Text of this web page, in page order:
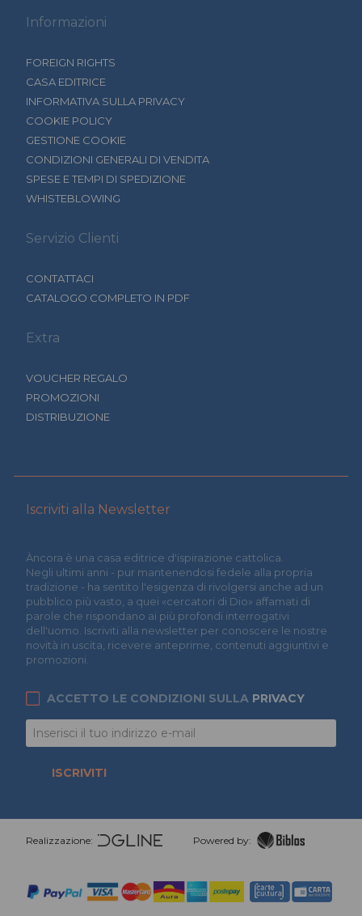
Informazioni
FOREIGN RIGHTS
CASA EDITRICE
INFORMATIVA SULLA PRIVACY
COOKIE POLICY
GESTIONE COOKIE
CONDIZIONI GENERALI DI VENDITA
SPESE E TEMPI DI SPEDIZIONE
WHISTEBLOWING
Servizio Clienti
CONTATTACI
CATALOGO COMPLETO IN PDF
Extra
VOUCHER REGALO
PROMOZIONI
DISTRIBUZIONE
Iscriviti alla Newsletter
Àncora è una casa editrice d'ispirazione cattolica.
Negli ultimi anni - pur mantenendosi fedele alla propria
tradizione - ha sentito l'esigenza di rivolgersi anche ad un
pubblico più vasto, a quei «cercatori di Dio» affamati di
parole che rispondano ai più profondi interrogativi
dell'uomo. Iscriviti alla newsletter per conoscere le nostre
novità in uscita, ricevere anteprime, contenuti aggiuntivi e
promozioni.
ACCETTO LE CONDIZIONI SULLA PRIVACY
ISCRIVITI
Realizzazione: Powered by: